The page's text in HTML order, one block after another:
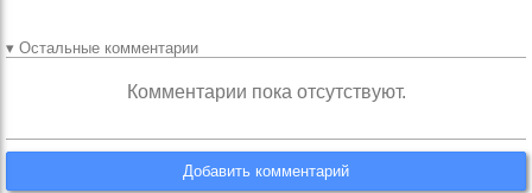
▾ Остальные комментарии
Комментарии пока отсутствуют.
Добавить комментарий